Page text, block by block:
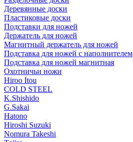
Деревянные доски
Пластиковые доски
Подставки для ножей
Держатель для ножей
Магнитный держатель для ножей
Подставка для ножей с наполнителем
Подставка для ножей магнитная
Охотничьи ножи
Hiroo Itou
COLD STEEL
K.Shishido
G.Sakai
Hatono
Hiroshi Suzuki
Nomura Takeshi